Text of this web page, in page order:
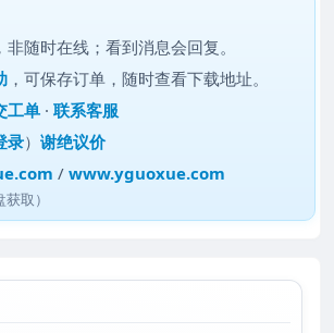
随时在线；看到消息会回复。
，可保存订单，随时查看下载地址。
工单 ·联系客服
录）谢绝议价
/www.yguoxue.com
取）